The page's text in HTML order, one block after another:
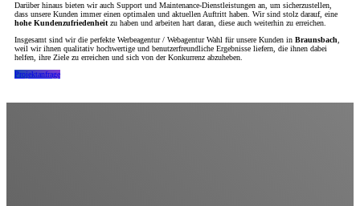
Darüber hinaus bieten wir auch Support und Maintenance-Dienstleistungen an, um sicherzustellen,
dass unsere Kunden immer einen optimalen und aktuellen Auftritt haben. Wir sind stolz darauf, eine
hohe Kundenzufriedenheit zu haben und arbeiten hart daran, diese auch weiterhin zu erreichen.
Insgesamt sind wir die perfekte Werbeagentur / Webagentur Wahl für unsere Kunden in Braunsbach
weil wir ihnen qualitativ hochwertige und benutzerfreundliche Ergebnisse liefern, die ihnen dabei
helfen, ihre Ziele zu erreichen und sich von der Konkurrenz abzuheben.
Projektanfrage